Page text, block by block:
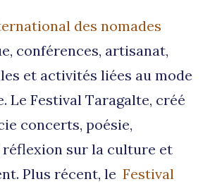
des nomades
conférences, artisanat,
et activités liées au mode
Le Festival Taragalte, créé
concerts, poésie,
sur la culture et
Plus récent, le Festival